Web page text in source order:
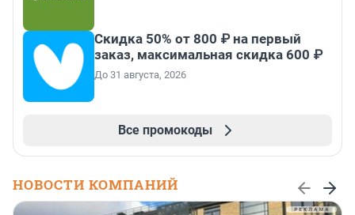
Скидка 50% от 800 ₽ на первый
заказ, максимальная скидка 600 ₽
До 31 августа, 2026
Все промокоды
НОВОСТИ КОМПАНИЙ